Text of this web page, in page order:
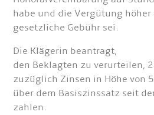
habe und die Vergütung
gesetzliche Gebühr sei.
Die Klägerin beantragt,
den Beklagten zu verurteilen,
zuzüglich Zinsen in Höhe von
über dem Basiszinssatz seit
zahlen.